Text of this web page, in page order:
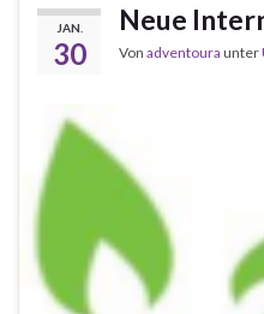
JAN.
30
Neue
Von adventoura unter